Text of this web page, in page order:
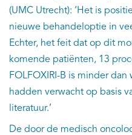
(UMC Utrecht): ‘Het is
nieuwe behandeloptie in
Echter, het feit dat op dit
komende patiënten, 13
FOLFOXIRI-B is minder
hadden verwacht op basis
literatuur.’
De door de medisch